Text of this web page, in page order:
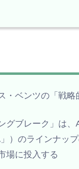
・ベンツの「戦略
グブレーク」は
）のラインナッ
場に投入する